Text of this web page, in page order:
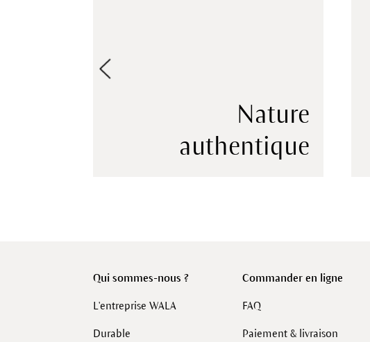
Nature
authentique
Qui sommes-nous ?
L'entreprise WALA
Durable
Commander en ligne
FAQ
Paiement & livraison